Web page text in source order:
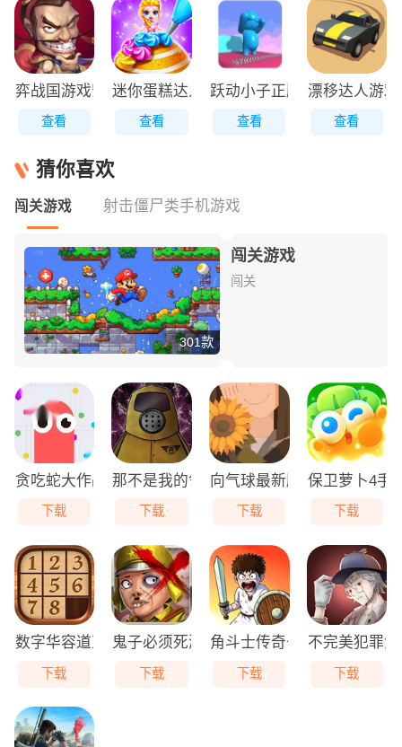
弈战国游戏安装包
查看
迷你蛋糕达人原版
查看
跃动小子正版
查看
漂移达人游
查看
猜你喜欢
闯关游戏 射击僵尸类手机游戏
闯关游戏
闯关
301款
贪吃蛇大作战免费版
下载
那不是我的邻居游戏无广告版
下载
向气球最新版
下载
保卫萝卜4手
下载
数字华容道直装版
下载
鬼子必须死游戏最新版
下载
角斗士传奇去广告版
下载
不完美犯罪
下载